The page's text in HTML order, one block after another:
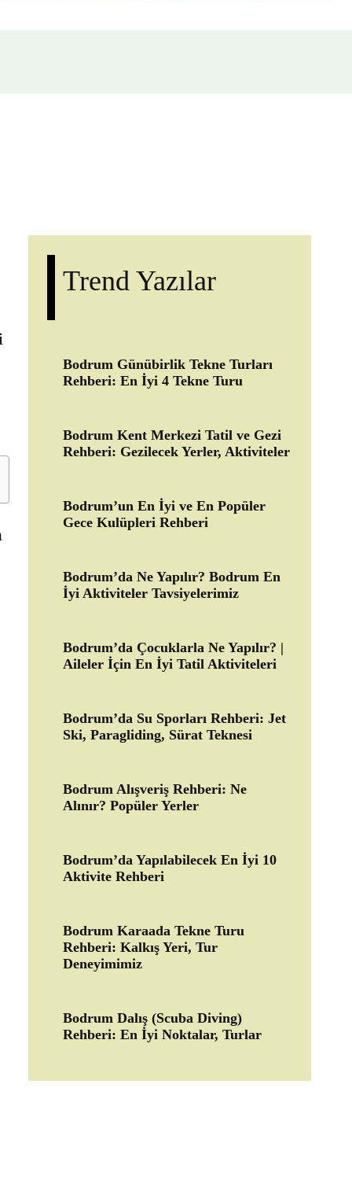
Trend Yazılar
Bodrum Günübirlik Tekne Turları
Rehberi: En İyi 4 Tekne Turu
Bodrum Kent Merkezi Tatil ve Gezi
Rehberi: Gezilecek Yerler, Aktiviteler
Bodrum’un En İyi ve En Popüler
Gece Kulüpleri Rehberi
Bodrum’da Ne Yapılır? Bodrum En
İyi Aktiviteler Tavsiyelerimiz
Bodrum’da Çocuklarla Ne Yapılır? |
Aileler İçin En İyi Tatil Aktiviteleri
Bodrum’da Su Sporları Rehberi: Jet
Ski, Paragliding, Sürat Teknesi
Bodrum Alışveriş Rehberi: Ne
Alınır? Popüler Yerler
Bodrum’da Yapılabilecek En İyi 10
Aktivite Rehberi
Bodrum Karaada Tekne Turu
Rehberi: Kalkış Yeri, Tur
Deneyimimiz
Bodrum Dalış (Scuba Diving)
Rehberi: En İyi Noktalar, Turlar